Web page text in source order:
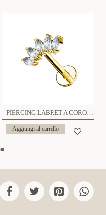
PIERCING LABRET A CORONA ZIRCONIA - JQ1200L007
Aggiungi al carrello